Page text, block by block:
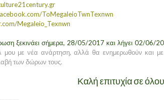
ToMegaleioTwnTexnwn
Megaleio_Texnwn
ξεκινάει σήμερα, 28/05/2017 και λήγει 02/06/
μου με νέα ανάρτηση, αλλά θα ενημερωθούν και
των δώρων τους.
Καλή επιτυχία σε